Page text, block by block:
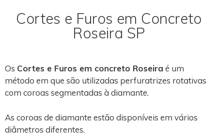
Cortes e Furos em Concreto
Roseira SP
Os Cortes e Furos em concreto Roseira é um
método em que são utilizadas perfuratrizes rotativas
com coroas segmentadas à diamante.
As coroas de diamante estão disponíveis em vários
diâmetros diferentes.